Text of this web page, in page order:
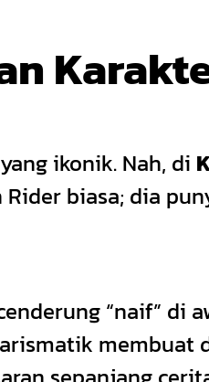
ikonik. Nah, di
biasa; dia
“naif” di